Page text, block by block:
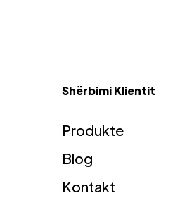
Shërbimi Klientit
Produkte
Blog
Kontakt